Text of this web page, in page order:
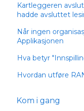
Kartleggeren
hadde avsluttet
Når ingen
Applikasjonen
Hva betyr
Hvordan utføre
Kom i gang